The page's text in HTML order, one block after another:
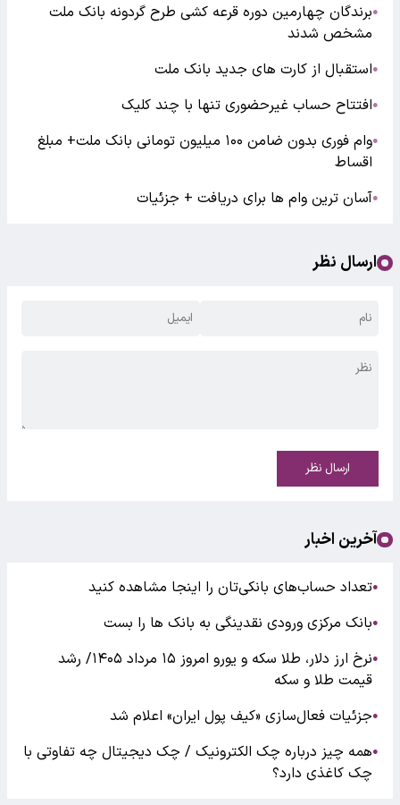
●برندگان چهارمین دوره قرعه کشی طرح گردونه بانک ملت
مشخص شدند
●استقبال از کارت های جدید بانک ملت
●افتتاح حساب غیرحضوری تنها با چند کلیک
●
وام فوری بدون ضامن ۱۰۰ میلیون تومانی بانک ملت+ مبلغ
اقساط
●آسان‌ ترین وام ها برای دریافت + جزئیات
ارسال نظر
ارسال نظر
آخرین اخبار
●تعداد حساب‌های بانکی‌تان را اینجا مشاهده کنید
●بانک مرکزی ورودی نقدینگی به بانک ها را بست
●
نرخ ارز دلار، طلا سکه و یورو امروز ۱۵ مرداد ۱۴۰۵/ رشد
قیمت طلا و سکه
●جزئیات فعال‌سازی «کیف پول ایران» اعلام شد
●همه چیز درباره چک الکترونیک / چک دیجیتال چه تفاوتی با
چک کاغذی دارد؟